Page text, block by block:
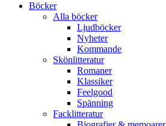
Böcker
Alla böcker
Ljudböcker
Nyheter
Kommande
Skönlitteratur
Romaner
Klassiker
Feelgood
Spänning
Facklitteratur